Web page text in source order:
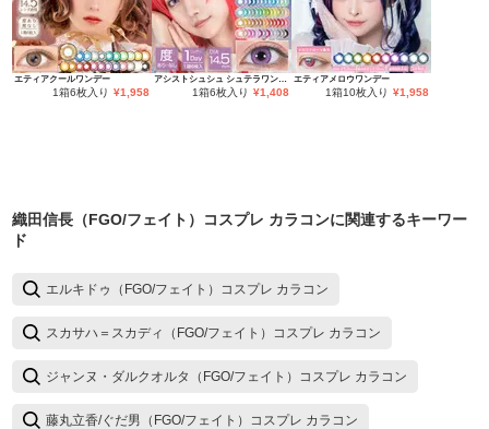
エティアクールワンデー
1箱6枚入り ¥1,958
アシストシュシュ シュテラワンデー
1箱6枚入り ¥1,408
エティアメロウワンデー
1箱10枚入り ¥1,958
織田信長（FGO/フェイト）コスプレ カラコンに関連するキーワー
ド
エルキドゥ（FGO/フェイト）コスプレ カラコン
スカサハ＝スカディ（FGO/フェイト）コスプレ カラコン
ジャンヌ・ダルクオルタ（FGO/フェイト）コスプレ カラコン
藤丸立香/ぐだ男（FGO/フェイト）コスプレ カラコン